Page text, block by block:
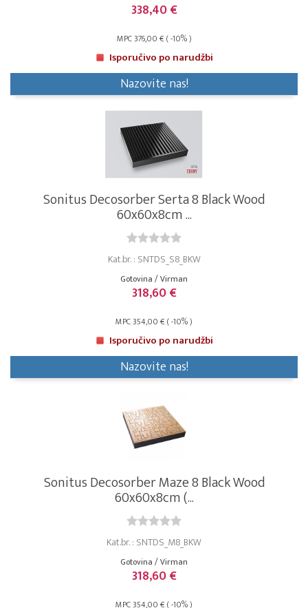
338,40 €
MPC 376,00 € ( -10% )
Isporučivo po narudžbi
Nazovite nas!
Sonitus Decosorber Serta 8 Black Wood
60x60x8cm ...
Kat.br. : SNTDS_S8_BKW
Gotovina / Virman
318,60 €
MPC 354,00 € ( -10% )
Isporučivo po narudžbi
Nazovite nas!
Sonitus Decosorber Maze 8 Black Wood
60x60x8cm (...
Kat.br. : SNTDS_M8_BKW
Gotovina / Virman
318,60 €
MPC 354,00 € ( -10% )